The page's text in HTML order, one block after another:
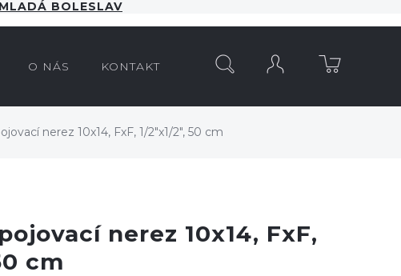
MLADÁ BOLESLAV
O NÁS KONTAKT
nerez 10x14, FxF, 1/2"x1/2", 50 cm
nerez 10x14, FxF,
cm